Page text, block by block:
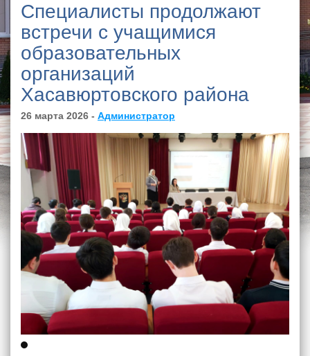
Специалисты продолжают
встречи с учащимися
образовательных
организаций
Хасавюртовского района
26 марта 2026 - Администратор